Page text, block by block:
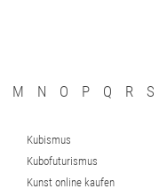
M N O P Q R S
Kubismus
Kubofuturismus
Kunst online kaufen